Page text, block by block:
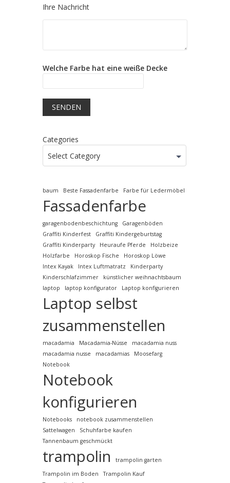
Please leave this field empty.
Ihre Nachricht
Welche Farbe hat eine weiße Decke
Categories
Select Category
baum Beste Fassadenfarbe Farbe für Ledermöbel
Fassadenfarbe
garagenbodenbeschichtung
Garagenböden
Graffiti Kinderfest
Graffiti Kindergeburtstag
Graffiti Kinderparty
Heuraufe Pferde
Holzbeize
Holzfarbe
Horoskop Fische
Horoskop Löwe
Intex Kayak
Intex Luftmatratz
Kinderparty
Kinderschlafzimmer
künstlicher weihnachtsbaum
laptop
laptop konfigurator Laptop konfigurieren
Laptop selbst
zusammenstellen
macadamia Macadamia-Nüsse
macadamia nuss
macadamia nusse
macadamias
Moosefarg
Notebook
Notebook
konfigurieren
Notebooks
notebook zusammenstellen
Sattelwagen
Schuhfarbe kaufen
Tannenbaum geschmückt
trampolin
trampolin garten
Trampolin im Boden
Trampolin Kauf